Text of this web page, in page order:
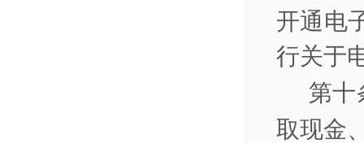
开通电
行关于
第十
取现金